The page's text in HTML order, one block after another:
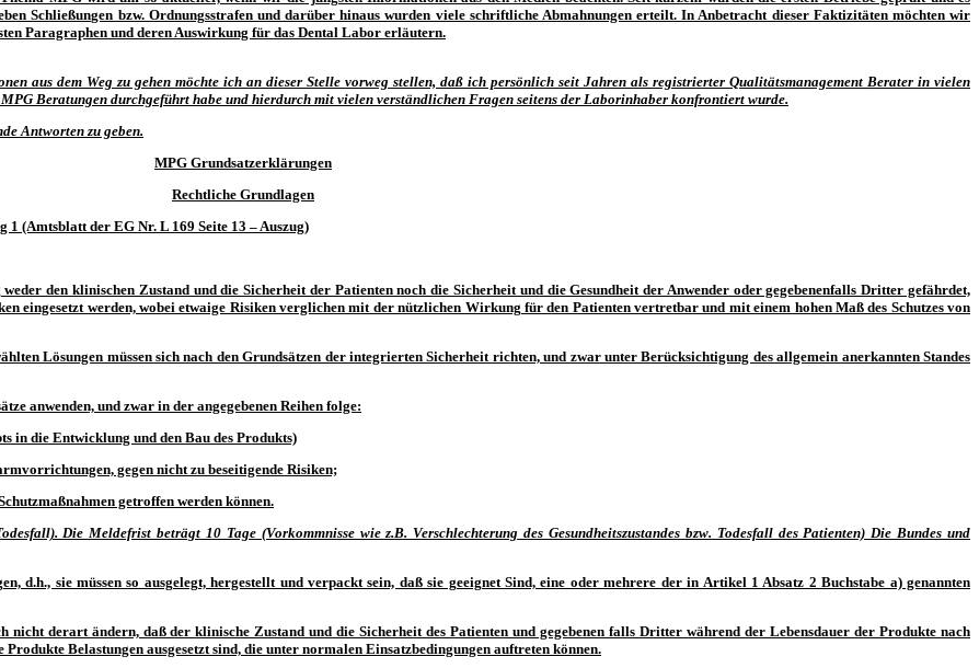
Schließungen bzw. Ordnungsstrafen und darüber hinaus wurden viele schriftliche Abmahnungen erteilt. In Anbetracht dieser Faktizitäten möchten wir
Paragraphen und deren Auswirkung für das Dental Labor erläutern.
aus dem Weg zu gehen möchte ich an dieser Stelle vorweg stellen, daß ich persönlich seit Jahren als registrierter Qualitätsmanagement Berater in vielen
Beratungen durchgeführt habe und hierdurch mit vielen verständlichen Fragen seitens der Laborinhaber konfrontiert wurde.
Antworten zu geben.
MPG Grundsatzerklärungen
Rechtliche Grundlagen
(Amtsblatt der EG Nr. L 169 Seite 13 – Auszug)
den klinischen Zustand und die Sicherheit der Patienten noch die Sicherheit und die Gesundheit der Anwender oder gegebenenfalls Dritter gefährdet,
eingesetzt werden, wobei etwaige Risiken verglichen mit der nützlichen Wirkung für den Patienten vertretbar und mit einem hohen Maß des Schutzes von
Lösungen müssen sich nach den Grundsätzen der integrierten Sicherheit richten, und zwar unter Berücksichtigung des allgemein anerkannten Standes
anwenden, und zwar in der angegebenen Reihen folge:
in die Entwicklung und den Bau des Produkts)
gegen nicht zu beseitigende Risiken;
getroffen werden können.
Die Meldefrist beträgt 10 Tage (Vorkommnisse wie z.B. Verschlechterung des Gesundheitszustandes bzw. Todesfall des Patienten) Die Bundes und
d.h., sie müssen so ausgelegt, hergestellt und verpackt sein, daß sie geeignet Sind, eine oder mehrere der in Artikel 1 Absatz 2 Buchstabe a) genannten
nicht derart ändern, daß der klinische Zustand und die Sicherheit des Patienten und gegebenen falls Dritter während der Lebensdauer der Produkte nach
Belastungen ausgesetzt sind, die unter normalen Einsatzbedingungen auftreten können.